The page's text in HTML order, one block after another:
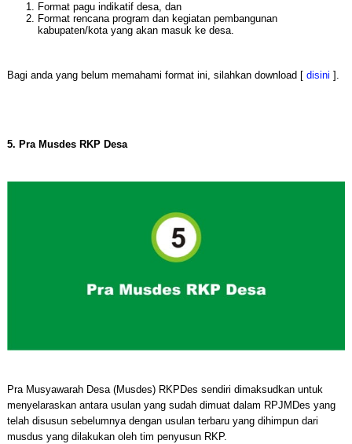
Format pagu indikatif desa, dan
Format rencana program dan kegiatan pembangunan
kabupaten/kota yang akan masuk ke desa.
Bagi anda yang belum memahami format ini, silahkan download [ disini ].
5. Pra Musdes RKP Desa
Pra Musyawarah Desa (Musdes) RKPDes sendiri dimaksudkan untuk
menyelaraskan antara usulan yang sudah dimuat dalam RPJMDes yang
telah disusun sebelumnya dengan usulan terbaru yang dihimpun dari
musdus yang dilakukan oleh tim penyusun RKP.